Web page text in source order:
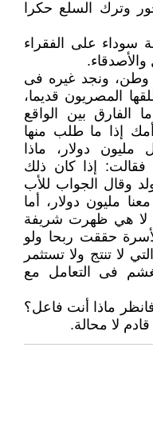
وترك السلع حكرا
سوداء على الفقراء
وطن، ونجد غيره فى
المصريون قديما،
الفارق بين الواقع
إذا ما طلب منها
دولار، ماذا
إذا كان ذلك
وقال الجواب للأب
مليون دولار، أما
لا هي ظهرت شريفة
حققت ربحا ولو
لا تنتج ولا تستثمر
فى التعامل مع
ماذا أنت فاعل؟
لا محالة.